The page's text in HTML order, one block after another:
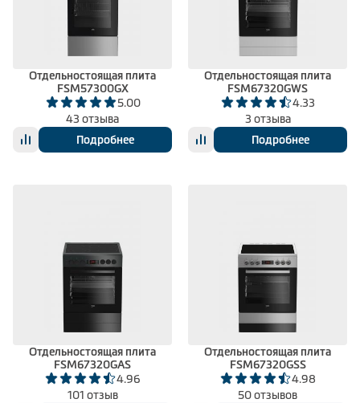
Отдельностоящая плита
FSM57300GX
5.00
43 отзыва
Подробнее
Отдельностоящая плита
FSM67320GWS
4.33
3 отзыва
Подробнее
Отдельностоящая плита
FSM67320GAS
4.96
101 отзыв
Отдельностоящая плита
FSM67320GSS
4.98
50 отзывов